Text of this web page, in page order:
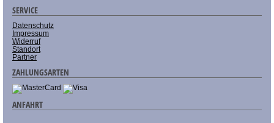
SERVICE
Datenschutz
Impressum
Widerruf
Standort
Partner
ZAHLUNGSARTEN
ANFAHRT